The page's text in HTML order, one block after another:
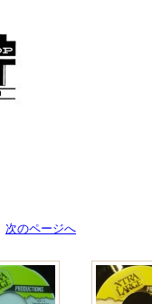
次のページへ